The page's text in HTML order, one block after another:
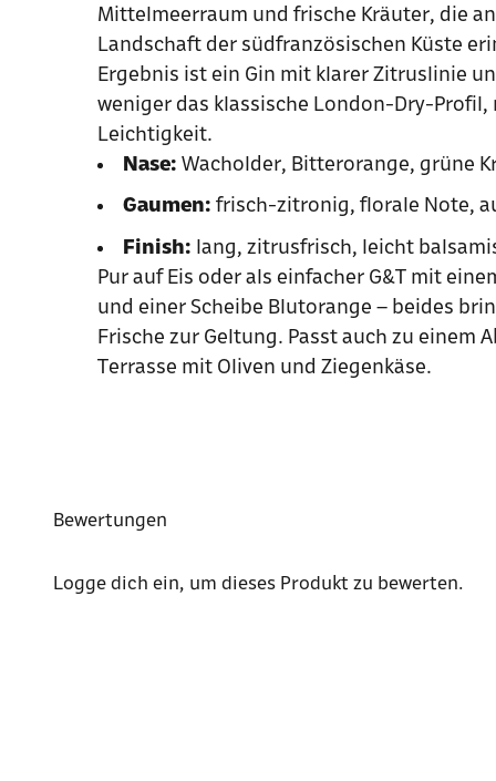
Mittelmeerraum und frische Kräuter, die
Landschaft der südfranzösischen Küste
Ergebnis ist ein Gin mit klarer Zitruslinie
weniger das klassische London-Dry-
Leichtigkeit.
Nase: Wacholder, Bitterorange, grüne
Gaumen: frisch-zitronig, florale Note,
Finish: lang, zitrusfrisch, leicht
Pur auf Eis oder als einfacher G&T mit
und einer Scheibe Blutorange – beides
Frische zur Geltung. Passt auch zu einem
Terrasse mit Oliven und Ziegenkäse.
Bewertungen
Logge dich ein , um dieses Produkt zu bewerten.